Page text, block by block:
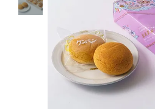
OKINAWA the RYUKYU
ショッピングガイド
よみもの